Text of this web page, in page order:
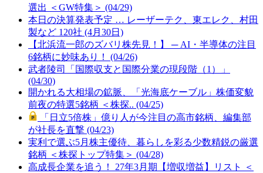
選出 ＜GW特集＞ (04/29)
本日の決算発表予定 … レーザーテク、東エレク、村田
製など 120社 (4月30日)
【北浜流一郎のズバリ株先見！】 ─ AI・半導体の注目
6銘柄に妙味あり！ (04/26)
武者陵司「国際収支と国際分業の現段階（1）」
(04/30)
開かれる大相場の鉱脈、「光海底ケーブル」株価変貌
前夜の特選5銘柄 ＜株探.. (04/25)
「日立5倍株」億り人が今注目の高市銘柄、編集部
が社長を直撃 (04/23)
実利で選ぶ5月株主優待、暮らしを彩る少数精鋭の厳選
銘柄 ＜株探トップ特集＞ (04/28)
高成長企業を追う！ 27年3月期【増収増益】リスト ＜